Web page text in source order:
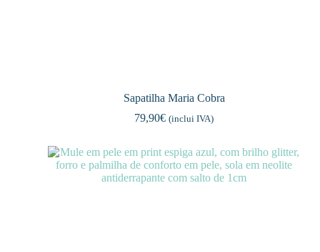
Sapatilha Maria Cobra
79,90€ (inclui IVA)